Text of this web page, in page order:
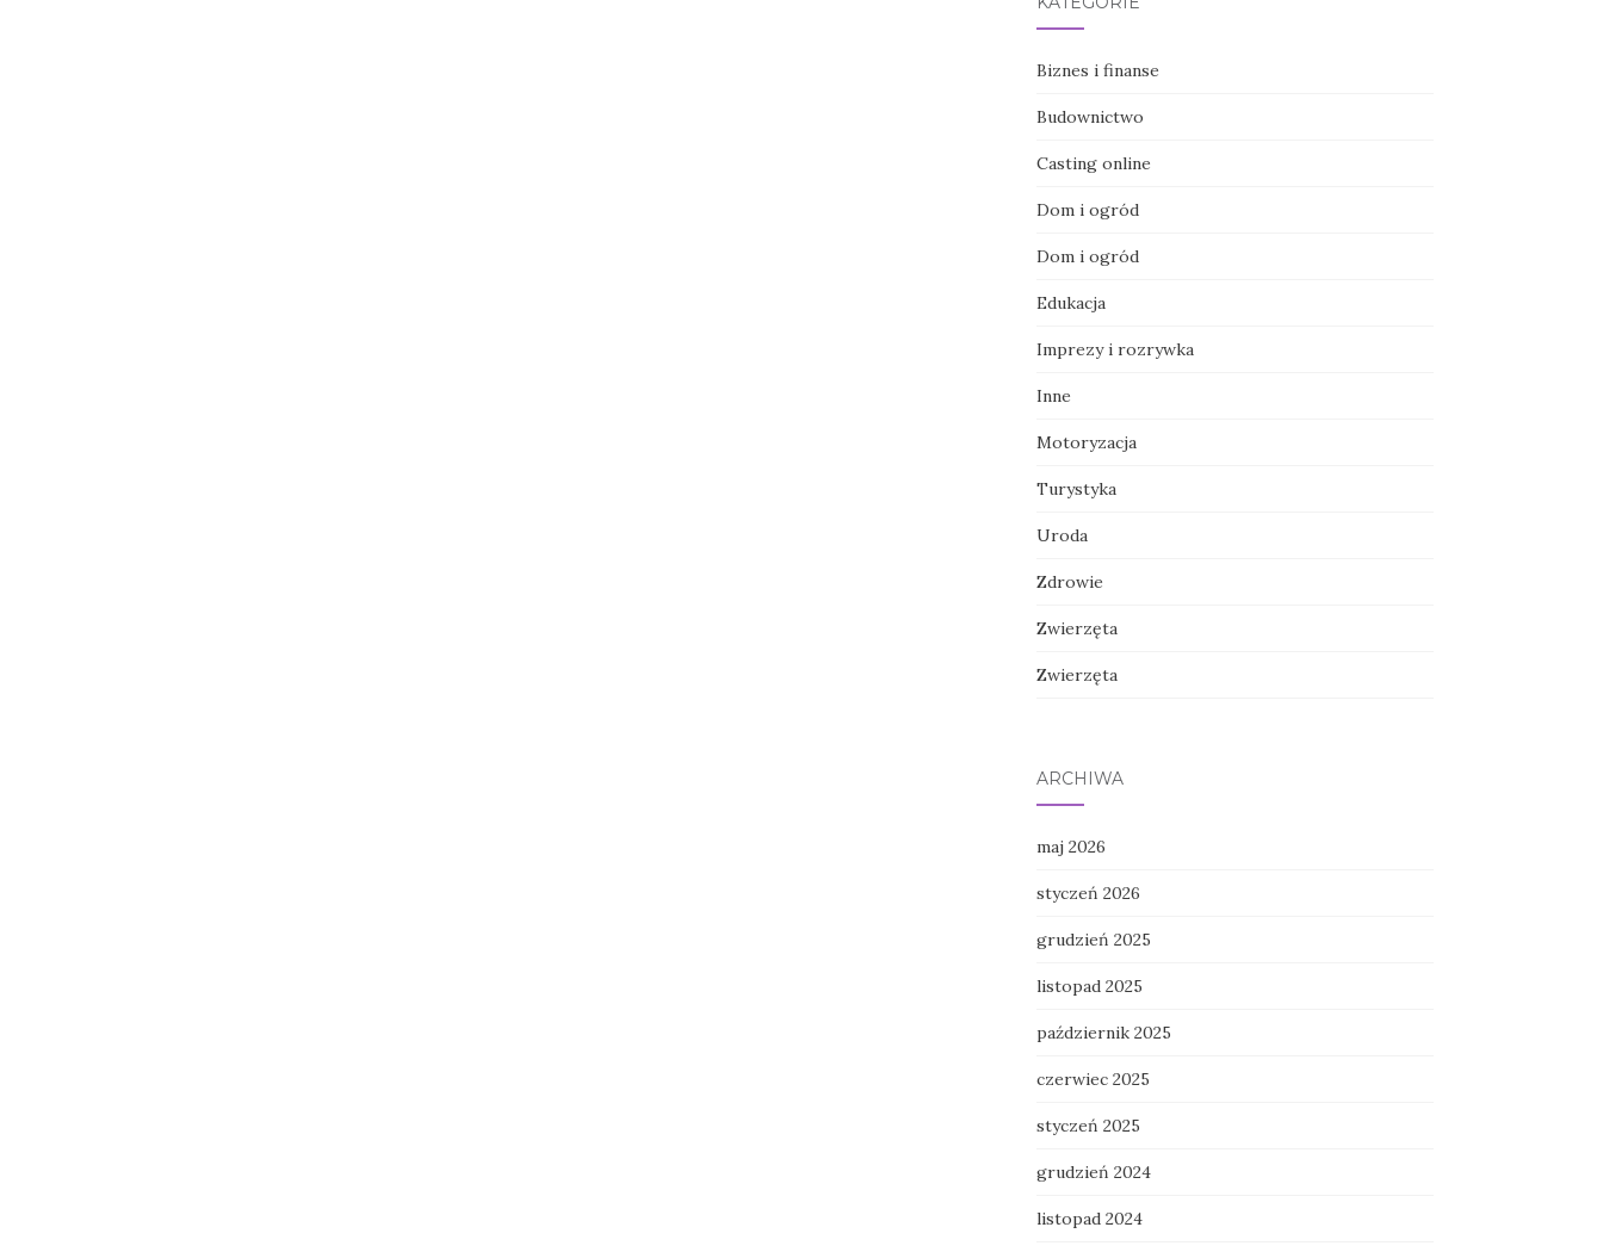
Biznes i finanse
Budownictwo
Casting online
Dom i ogród
Dom i ogród
Edukacja
Imprezy i rozrywka
Inne
Motoryzacja
Turystyka
Uroda
Zdrowie
Zwierzęta
Zwierzęta
ARCHIWA
maj 2026
styczeń 2026
grudzień 2025
listopad 2025
październik 2025
czerwiec 2025
styczeń 2025
grudzień 2024
listopad 2024